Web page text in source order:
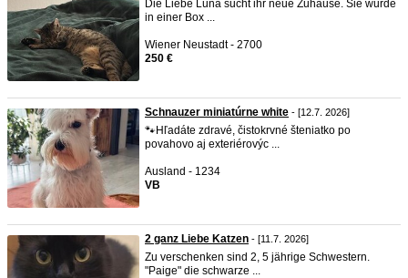
Die Liebe Luna sucht ihr neue Zuhause. Sie wurde
in einer Box ...
Wiener Neustadt - 2700
250 €
Schnauzer miniatúrne white - [12.7. 2026]
🐾Hľadáte zdravé, čistokrvné šteniatko po
povahovo aj exteriérovýc ...
Ausland - 1234
VB
2 ganz Liebe Katzen - [11.7. 2026]
Zu verschenken sind 2, 5 jährige Schwestern.
"Paige" die schwarze ...